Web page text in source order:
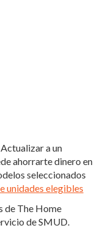
a un
ahorrarte dinero en
seleccionados
unidades elegibles
de The Home
de SMUD.